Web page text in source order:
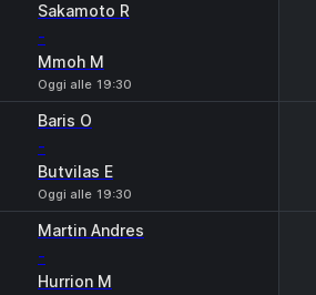
Sakamoto R
-
Mmoh M
Oggi alle 19:30
Baris O
-
Butvilas E
Oggi alle 19:30
Martin Andres
-
Hurrion M